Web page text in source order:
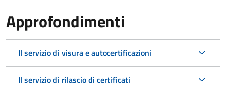
Approfondimenti
Il servizio di visura e autocertificazioni
Il servizio di rilascio di certificati